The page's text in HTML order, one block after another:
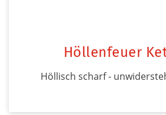
Höllenfeuer
Höllisch scharf -